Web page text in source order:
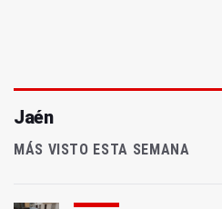
Jaén
MÁS VISTO ESTA SEMANA